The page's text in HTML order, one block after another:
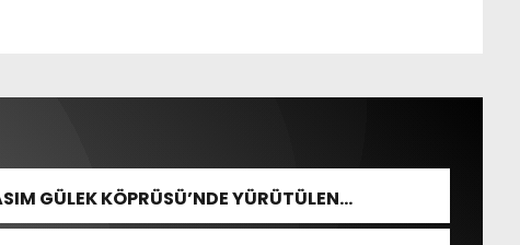
GÜLEK KÖPRÜSÜ’NDE YÜRÜTÜLEN